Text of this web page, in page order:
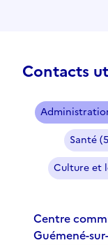
Contacts
Santé
Culture et
Centre communal d'action sociale (CCAS) -
Guémené-